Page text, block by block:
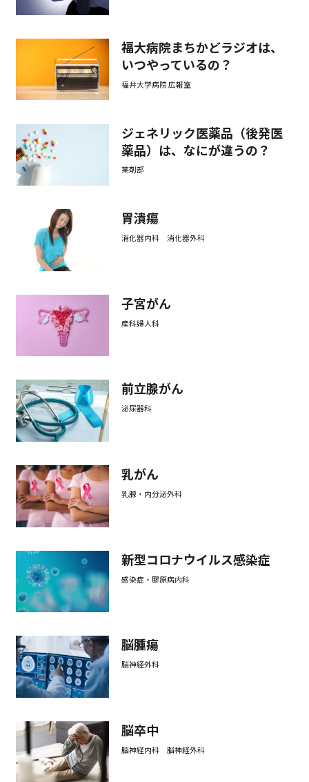
福大病院まちかどラジオは、
いつやっているの？
福井大学病院 広報室
ジェネリック医薬品（後発医
薬品）は、なにが違うの？
薬剤部
胃潰瘍
消化器内科 消化器外科
子宮がん
産科婦人科
前立腺がん
泌尿器科
乳がん
乳腺・内分泌外科
新型コロナウイルス感染症
感染症・膠原病内科
脳腫瘍
脳神経外科
脳卒中
脳神経内科 脳神経外科